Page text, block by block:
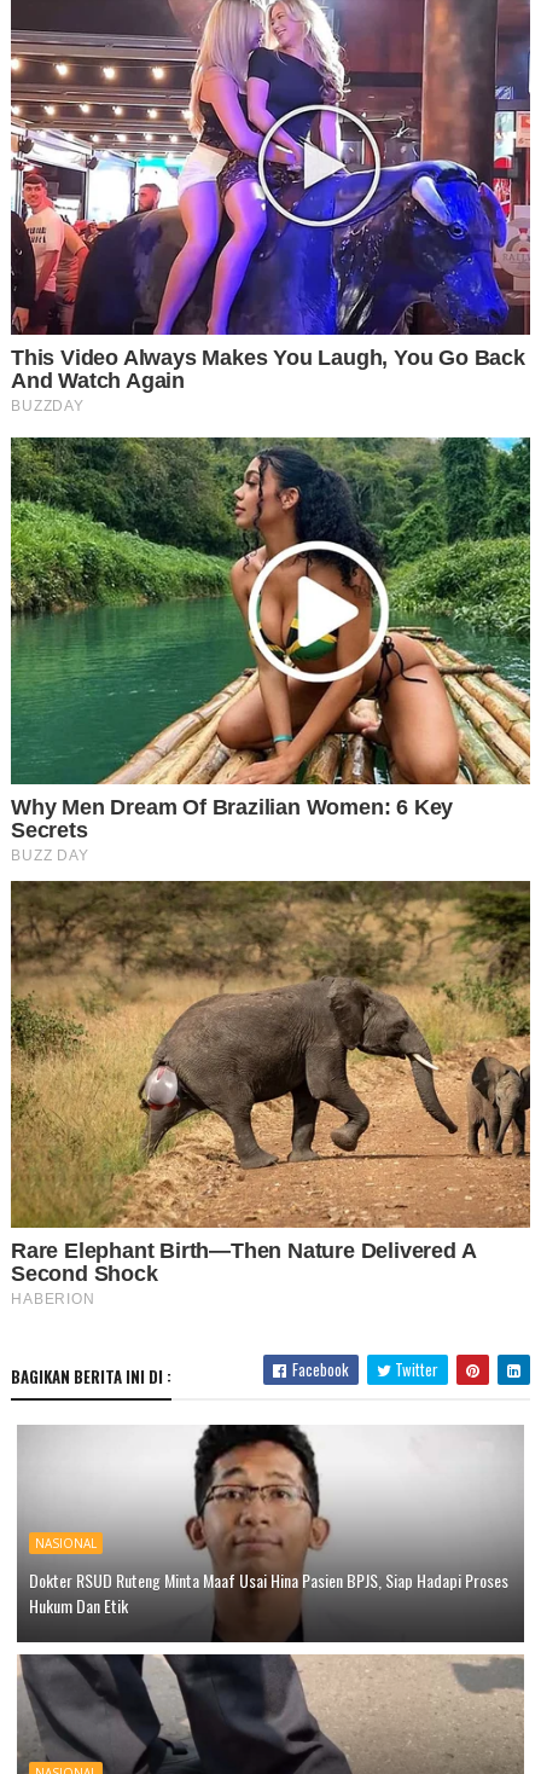
BAGIKAN BERITA INI DI : Facebook Twitter
NASIONAL
Dokter RSUD Ruteng Minta Maaf Usai Hina Pasien BPJS, Siap Hadapi Proses
Hukum Dan Etik